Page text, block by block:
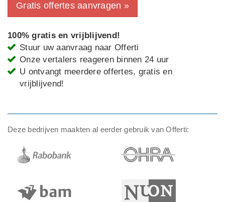
Gratis offertes aanvragen »
100% gratis en vrijblijvend!
Stuur uw aanvraag naar Offerti
Onze vertalers reageren binnen 24 uur
U ontvangt meerdere offertes, gratis en
vrijblijvend!
Deze bedrijven maakten al eerder gebruik van Offerti: